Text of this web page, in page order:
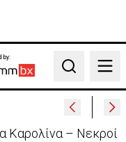
by:
Search
Καρολίνα – Νεκροί